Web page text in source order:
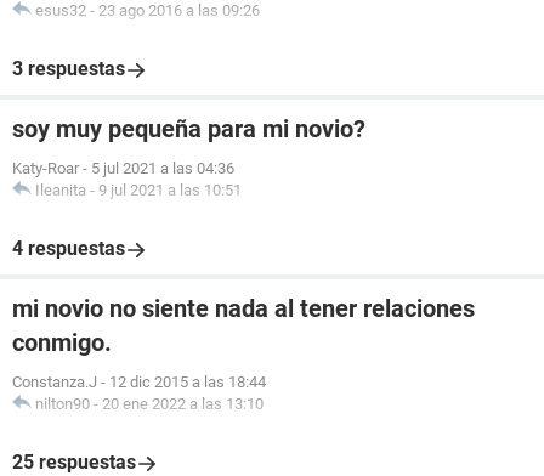
esus32 - 23 ago 2016 a las 09:26
3 respuestas
soy muy pequeña para mi novio?
Katy-Roar - 5 jul 2021 a las 04:36
Ileanita - 9 jul 2021 a las 10:51
4 respuestas
mi novio no siente nada al tener relaciones
conmigo.
Constanza.J - 12 dic 2015 a las 18:44
nilton90 - 20 ene 2022 a las 13:10
25 respuestas